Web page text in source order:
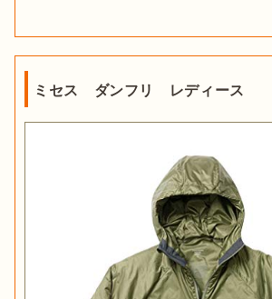
ミセス ダンフリ レディース